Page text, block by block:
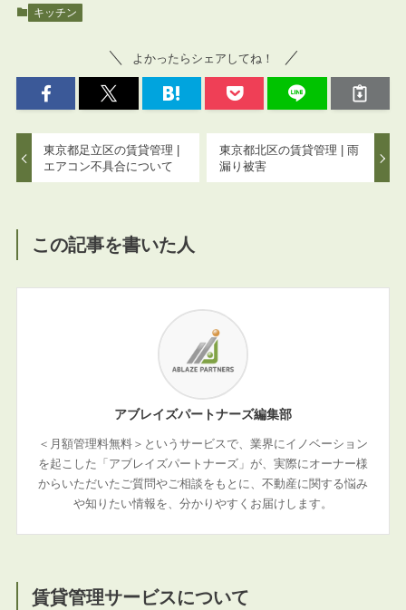
キッチン
よかったらシェアしてね！
東京都足立区の賃貸管理 |
エアコン不具合について
東京都北区の賃貸管理 | 雨
漏り被害
この記事を書いた人
アブレイズパートナーズ編集部
＜月額管理料無料＞というサービスで、業界にイノベーション
を起こした「アブレイズパートナーズ」が、実際にオーナー様
からいただいたご質問やご相談をもとに、不動産に関する悩み
や知りたい情報を、分かりやすくお届けします。
賃貸管理サービスについて